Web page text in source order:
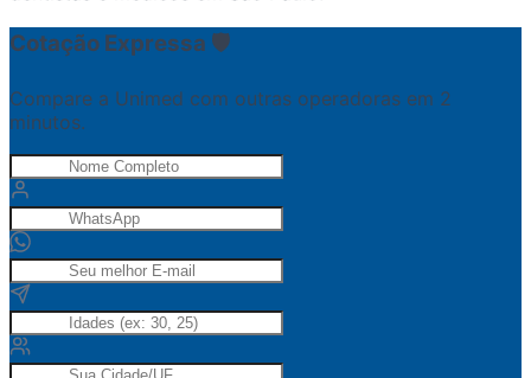
Cotação Expressa 🛡️
Compare a Unimed com outras operadoras em 2
minutos.